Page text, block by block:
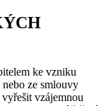
ke vzniku
ze smlouvy
vzájemnou